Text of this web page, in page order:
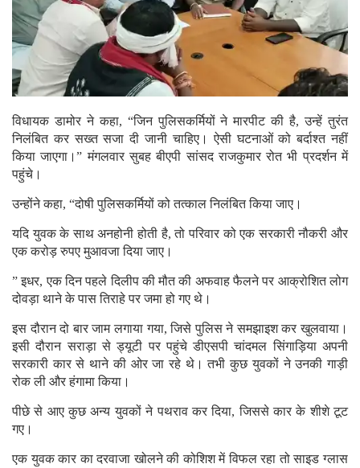
विधायक डामोर ने कहा, “जिन पुलिसकर्मियों ने मारपीट की है, उन्हें तुरंत
निलंबित कर सख्त सजा दी जानी चाहिए। ऐसी घटनाओं को बर्दाश्त नहीं
किया जाएगा।” मंगलवार सुबह बीएपी सांसद राजकुमार रोत भी प्रदर्शन में
पहुंचे।
उन्होंने कहा, “दोषी पुलिसकर्मियों को तत्काल निलंबित किया जाए।
यदि युवक के साथ अनहोनी होती है, तो परिवार को एक सरकारी नौकरी और
एक करोड़ रुपए मुआवजा दिया जाए।
” इधर, एक दिन पहले दिलीप की मौत की अफवाह फैलने पर आक्रोशित लोग
दोवड़ा थाने के पास तिराहे पर जमा हो गए थे।
इस दौरान दो बार जाम लगाया गया, जिसे पुलिस ने समझाइश कर खुलवाया।
इसी दौरान सराड़ा से ड्यूटी पर पहुंचे डीएसपी चांदमल सिंगाड़िया अपनी
सरकारी कार से थाने की ओर जा रहे थे। तभी कुछ युवकों ने उनकी गाड़ी
रोक ली और हंगामा किया।
पीछे से आए कुछ अन्य युवकों ने पथराव कर दिया, जिससे कार के शीशे टूट
गए।
एक युवक कार का दरवाजा खोलने की कोशिश में विफल रहा तो साइड ग्लास